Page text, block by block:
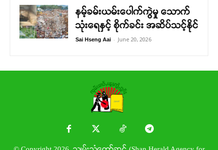
နမ့်ခမ်းယမ်းပေါက်ကွဲမှု သောက်
သုံးရေနှင့် စိုက်ခင်း အဆိပ်သင့်နိုင်
Sai Hseng Aai - June 20, 2026